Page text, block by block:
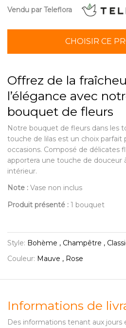
Vendu par Teleflora
CHOISIR CE
Offrez de la
l’élégance avec
bouquet de fleurs
Notre bouquet de fleurs dans les
touche de lilas est un choix parfait
occasions. Composé de délicates
apportera une touche de douceur
intérieur.
Note : Vase non inclus
Produit présenté : 1 bouquet
Style: Bohème , Champêtre ,
Couleur: Mauve , Rose
Informations de
Des informations tenant aux jours